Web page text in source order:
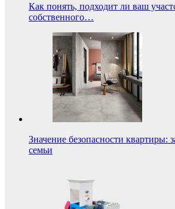
Как понять, подходит ли ваш
собственного…
Значение безопасности квартиры:
семьи